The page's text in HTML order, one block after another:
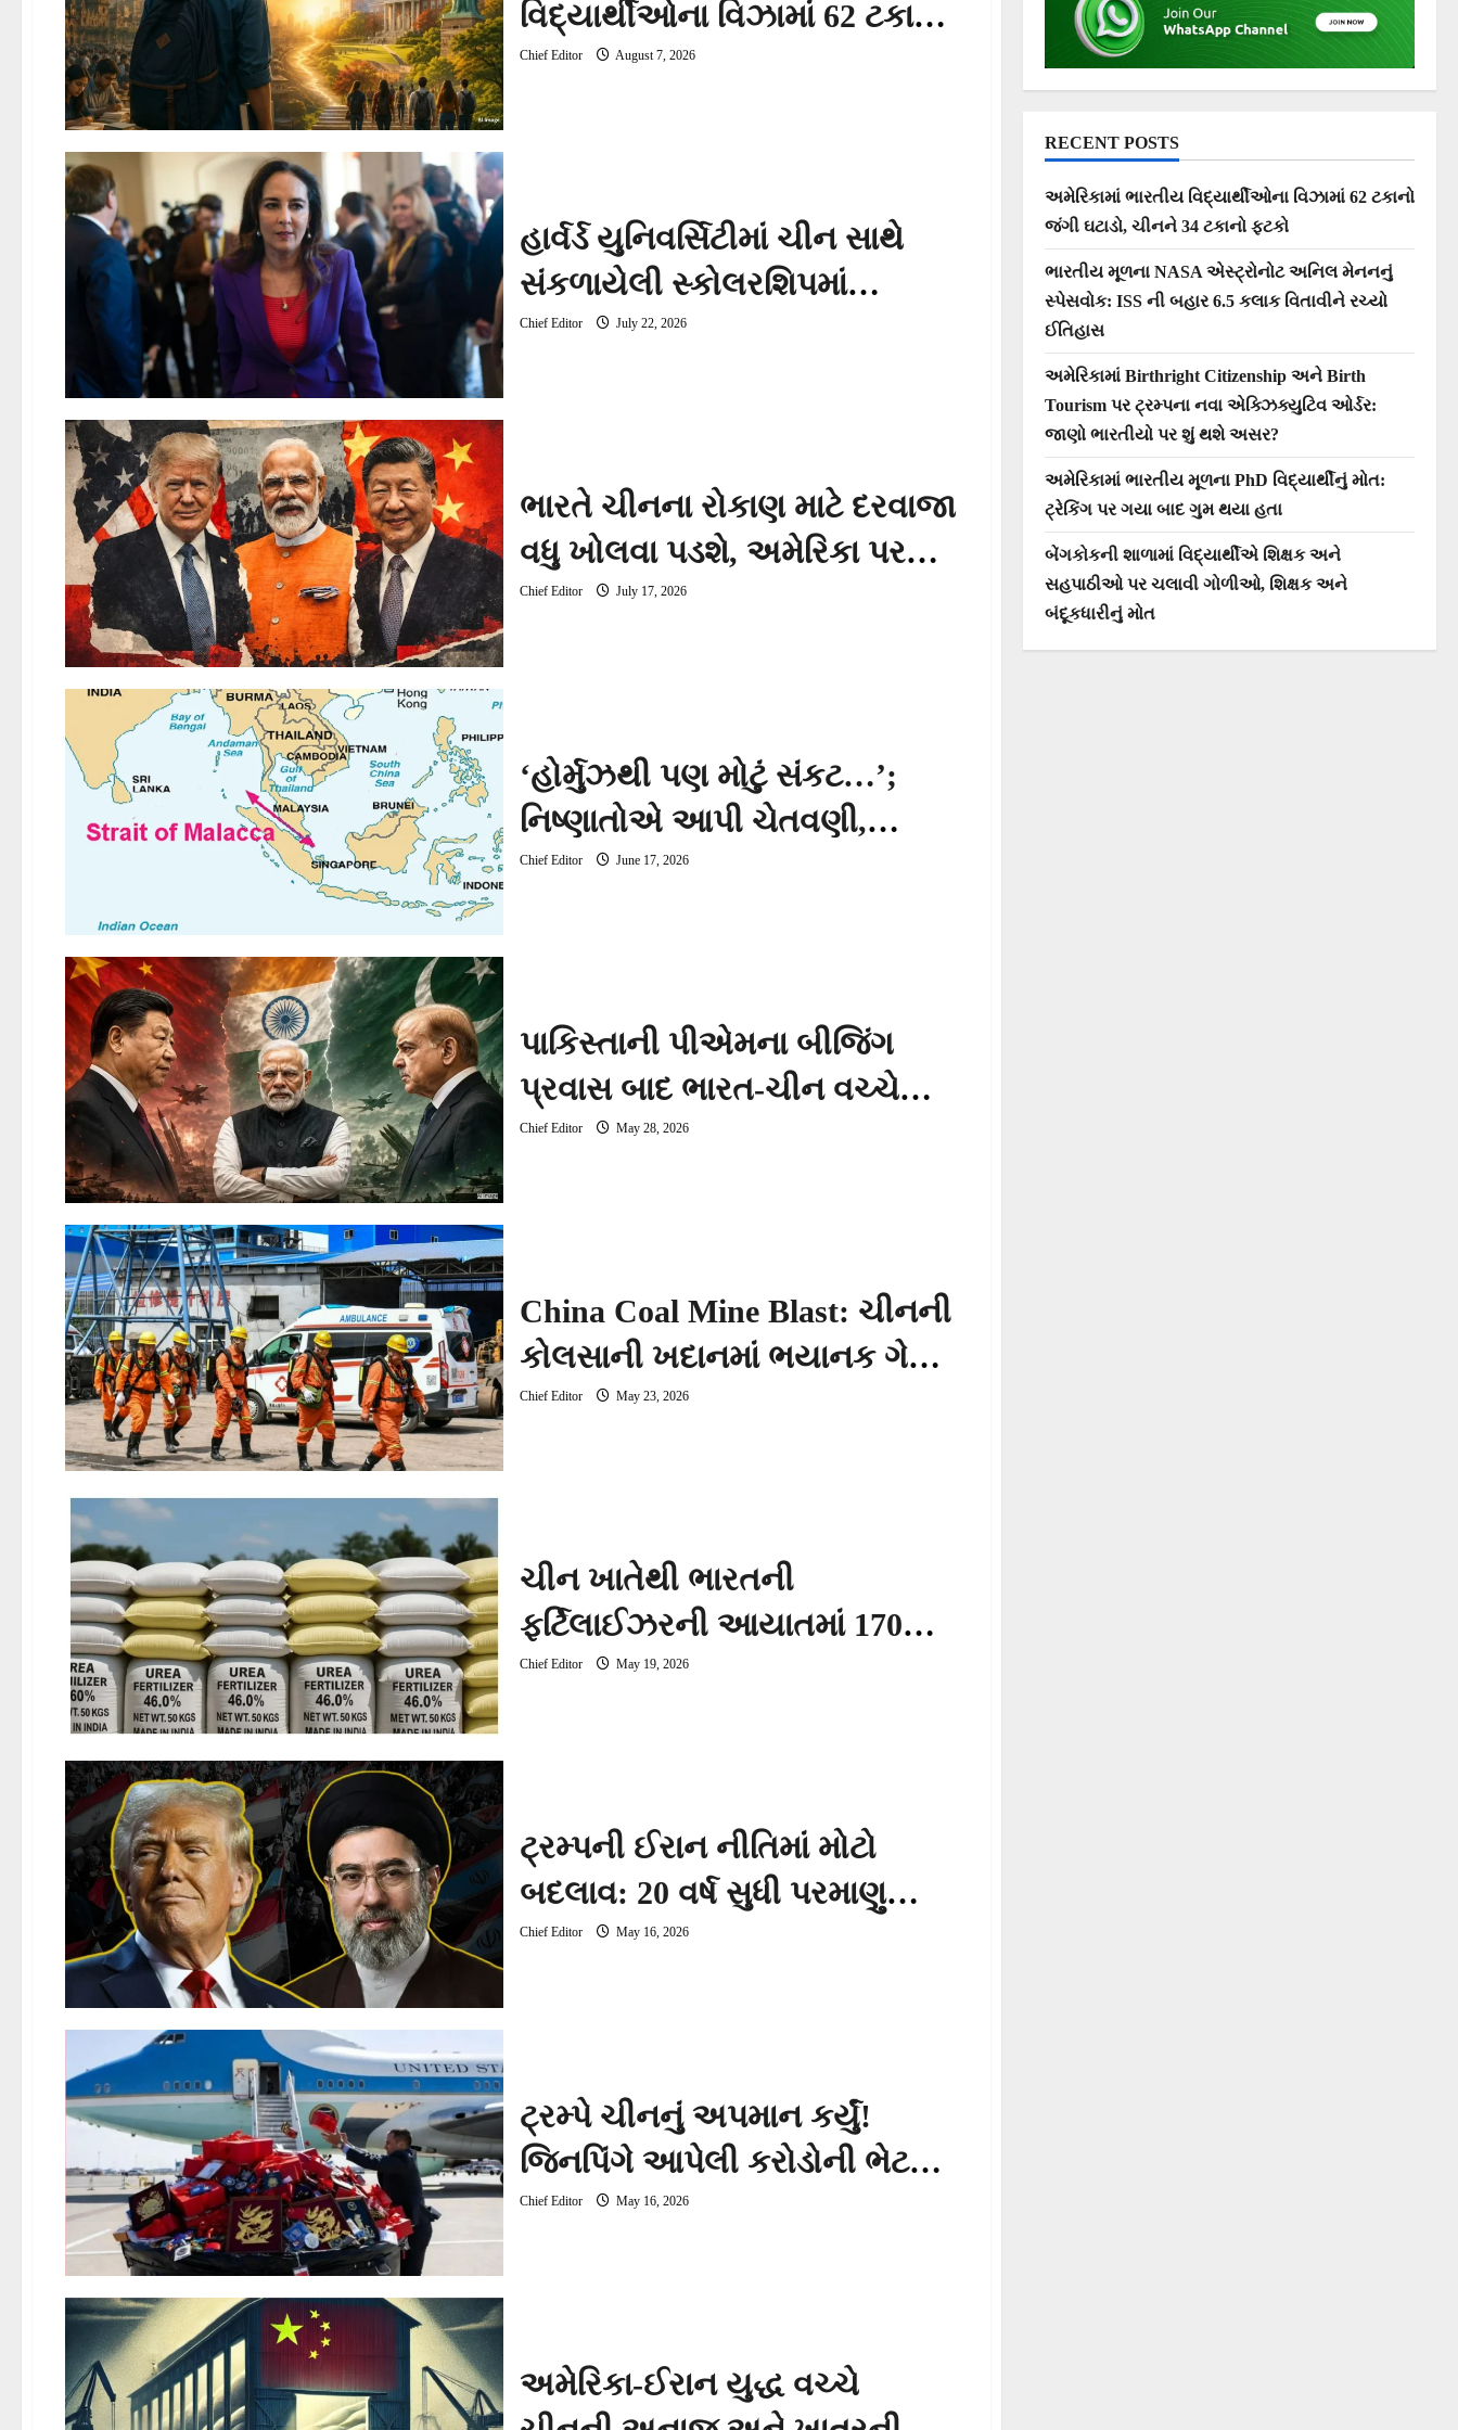
વિદ્યાર્થીઓના વિઝામાં 62 ટકાનો
જંગી ઘટાડો, ચીનને 34 ટકાનો
Chief Editor August 7, 2026
હાર્વર્ડ યુનિવર્સિટીમાં ચીન સાથે
સંકળાયેલી સ્કોલરશિપમાં
ભેદભાવનો આરોપ, DOJ હરમીત
Chief Editor July 22, 2026
ભારતે ચીનના રોકાણ માટે દરવાજા
વધુ ખોલવા પડશે, અમેરિકા પર
ભરોસો કરવો મુશ્કેલ: પીએમ
Chief Editor July 17, 2026
‘હોર્મુઝથી પણ મોટું સંકટ…’;
નિષ્ણાતોએ આપી ચેતવણી,
તાઈવાન બની શકે છે ભારત માટે
Chief Editor June 17, 2026
પાકિસ્તાની પીએમના બીજિંગ
પ્રવાસ બાદ ભારત-ચીન વચ્ચે
મોટી બેઠક, LAC અને નદીઓ
Chief Editor May 28, 2026
China Coal Mine Blast: ચીનની
કોલસાની ખદાનમાં ભયાનક ગેસ
બ્લાસ્ટ, 90 મજૂરોના કરુણ મોતથી
Chief Editor May 23, 2026
ચીન ખાતેથી ભારતની
ફર્ટિલાઈઝરની આયાતમાં 170
ટકાનો જંગી વધારો: રશિયા પ્રથમ
Chief Editor May 19, 2026
ટ્રમ્પની ઈરાન નીતિમાં મોટો
બદલાવ: 20 વર્ષ સુધી પરમાણુ
કાર્યક્રમ સ્થગિત રાખવાની શરતે
Chief Editor May 16, 2026
ટ્રમ્પે ચીનનું અપમાન કર્યું!
જિનપિંગે આપેલી કરોડોની ભેટ
એરપોર્ટ પર ડસ્ટબિનમાં ફેંકી દીધી
Chief Editor May 16, 2026
અમેરિકા-ઈરાન યુદ્ધ વચ્ચે
RECENT POSTS
અમેરિકામાં ભારતીય વિદ્યાર્થીઓના વિઝામાં 62 ટકાનો
જંગી ઘટાડો, ચીનને 34 ટકાનો ફટકો
ભારતીય મૂળના NASA એસ્ટ્રોનોટ અનિલ મેનનનું
સ્પેસવોક: ISS ની બહાર 6.5 કલાક વિતાવીને રચ્યો
ઈતિહાસ
અમેરિકામાં Birthright Citizenship અને Birth
Tourism પર ટ્રમ્પના નવા એક્ઝિક્યુટિવ ઓર્ડર:
જાણો ભારતીયો પર શું થશે અસર?
અમેરિકામાં ભારતીય મૂળના PhD વિદ્યાર્થીનું મોત:
ટ્રેકિંગ પર ગયા બાદ ગુમ થયા હતા
બેંગકોકની શાળામાં વિદ્યાર્થીએ શિક્ષક અને
સહપાઠીઓ પર ચલાવી ગોળીઓ, શિક્ષક અને
બંદૂકધારીનું મોત